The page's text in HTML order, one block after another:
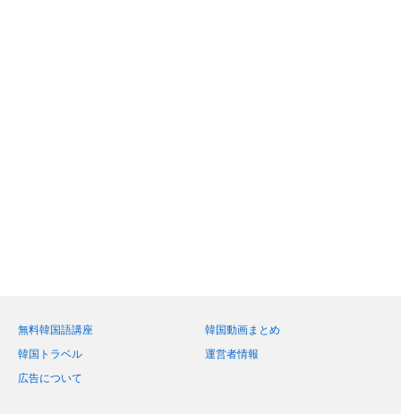
無料韓国語講座
韓国動画まとめ
韓国トラベル
運営者情報
広告について